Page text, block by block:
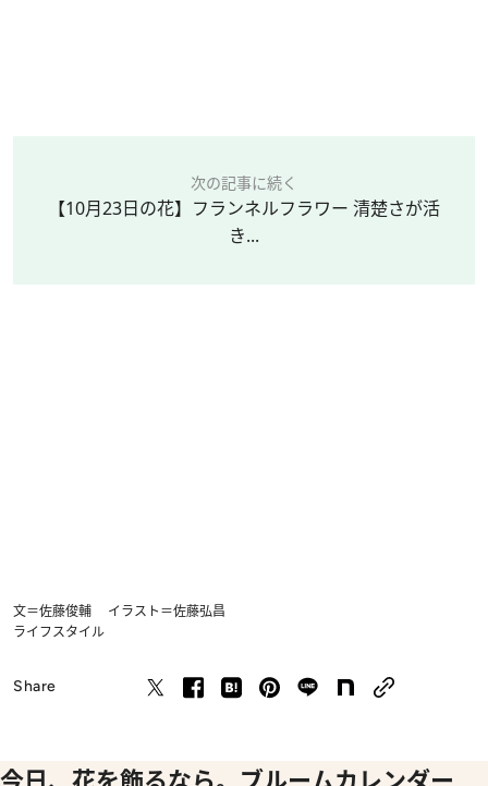
次の記事に続く
【10月23日の花】フランネルフラワー 清楚さが活
き...
文＝佐藤俊輔 イラスト＝佐藤弘昌
ライフスタイル
Share
今日、花を飾るなら。ブルームカレンダー